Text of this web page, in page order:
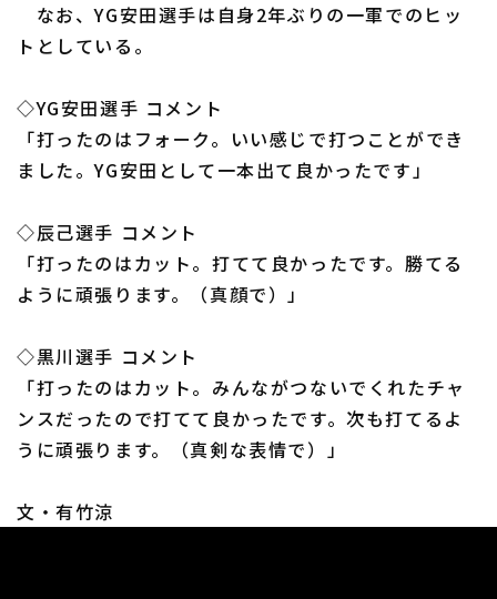
利用規約 プライバシーポリシー
特定商取引法の表示 アルバイト募集 （別ウィンドウで開く
なお、YG安田選手は自身2年ぶりの一軍でのヒッ
トとしている。
◇YG安田選手 コメント
「打ったのはフォーク。いい感じで打つことができ
ました。YG安田として一本出て良かったです」
◇辰己選手 コメント
「打ったのはカット。打てて良かったです。勝てる
ように頑張ります。（真顔で）」
◇黒川選手 コメント
「打ったのはカット。みんながつないでくれたチャ
ンスだったので打てて良かったです。次も打てるよ
うに頑張ります。（真剣な表情で）」
文・有竹涼